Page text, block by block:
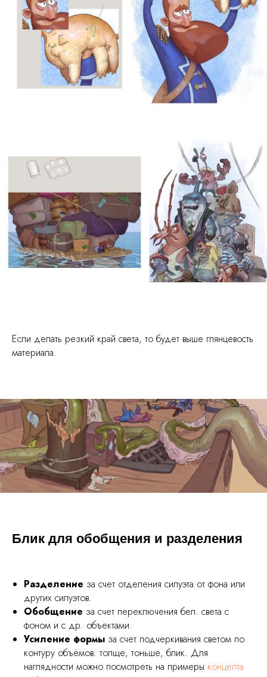
Если делать резкий край света, то будет выше глянцевость
материала.
Блик для обобщения и разделения
Разделение за счет отделения силуэта от фона или
других силуэтов.
Обобщение за счет переключения бел. света с
фоном и с др. объектами.
Усиление формы за счет подчеркивания светом по
контуру объёмов: толще, тоньше, блик. Для
наглядности можно посмотреть на примеры концепта